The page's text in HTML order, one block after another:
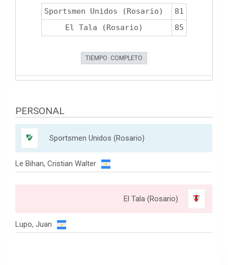
Sportsmen Unidos (Rosario)
81
El Tala (Rosario)
85
TIEMPO COMPLETO
PERSONAL
Sportsmen Unidos (Rosario)
Le Bihan, Cristian Walter
El Tala (Rosario)
Lupo, Juan